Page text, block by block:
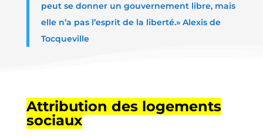
peut se donner un gouvernement libre, mais
elle n’a pas l’esprit de la liberté.» Alexis de
Tocqueville
Attribution des logements
sociaux